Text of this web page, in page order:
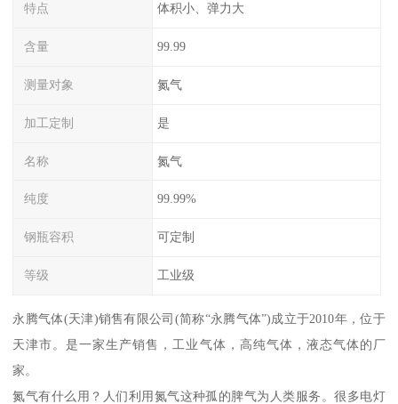
特点 体积小、弹力大
含量 99.99
测量对象 氮气
加工定制 是
名称 氮气
纯度 99.99%
钢瓶容积 可定制
等级 工业级
永腾气体(天津)销售有限公司(简称“永腾气体”)成立于2010年，位于
天津市。是一家生产销售，工业气体，高纯气体，液态气体的厂
家。
氮气有什么用？人们利用氮气这种孤的脾气为人类服务。很多电灯